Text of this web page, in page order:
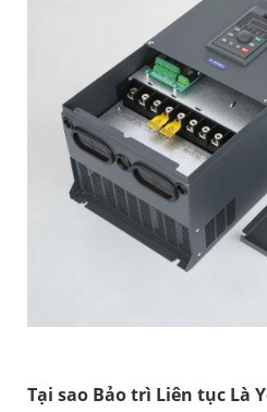
Tại sao Bảo trì Liên tục Là